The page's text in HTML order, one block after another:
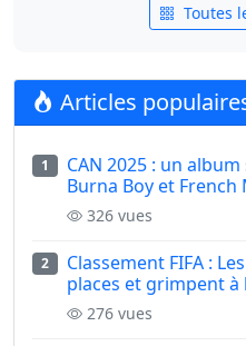
Toutes
Articles
1
CAN 2025 : un
Burna Boy et
326 vues
2
Classement FIFA :
places et grimpent
276 vues